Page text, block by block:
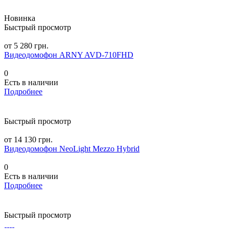
Новинка
Быстрый просмотр
от 5 280 грн.
Видеодомофон ARNY AVD-710FHD
0
Есть в наличии
Подробнее
Быстрый просмотр
от 14 130 грн.
Видеодомофон NeoLight Mezzo Hybrid
0
Есть в наличии
Подробнее
Быстрый просмотр